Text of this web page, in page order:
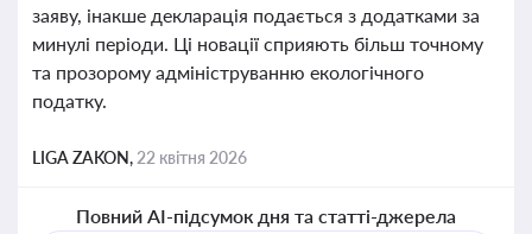
заяву, інакше декларація подається з додатками за
минулі періоди. Ці новації сприяють більш точному
та прозорому адмініструванню екологічного
податку.
LIGA ZAKON, 22 квітня 2026
Повний AI-підсумок дня та статті-джерела